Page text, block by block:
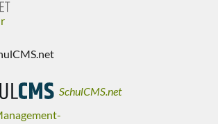
SchulCMS.net